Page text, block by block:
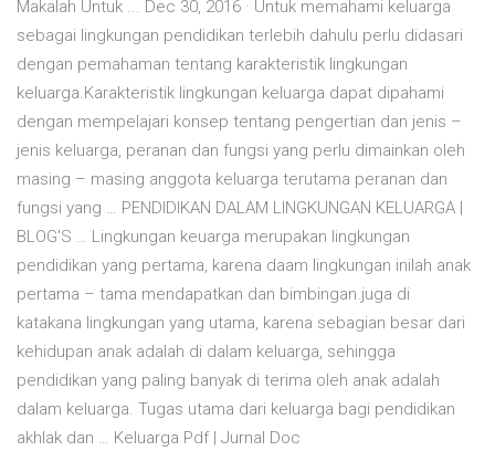
Makalah Untuk ... Dec 30, 2016 · Untuk memahami keluarga
sebagai lingkungan pendidikan terlebih dahulu perlu didasari
dengan pemahaman tentang karakteristik lingkungan
keluarga.Karakteristik lingkungan keluarga dapat dipahami
dengan mempelajari konsep tentang pengertian dan jenis –
jenis keluarga, peranan dan fungsi yang perlu dimainkan oleh
masing – masing anggota keluarga terutama peranan dan
fungsi yang … PENDIDIKAN DALAM LINGKUNGAN KELUARGA |
BLOG'S … Lingkungan keuarga merupakan lingkungan
pendidikan yang pertama, karena daam lingkungan inilah anak
pertama – tama mendapatkan dan bimbingan.juga di
katakana lingkungan yang utama, karena sebagian besar dari
kehidupan anak adalah di dalam keluarga, sehingga
pendidikan yang paling banyak di terima oleh anak adalah
dalam keluarga. Tugas utama dari keluarga bagi pendidikan
akhlak dan … Keluarga Pdf | Jurnal Doc